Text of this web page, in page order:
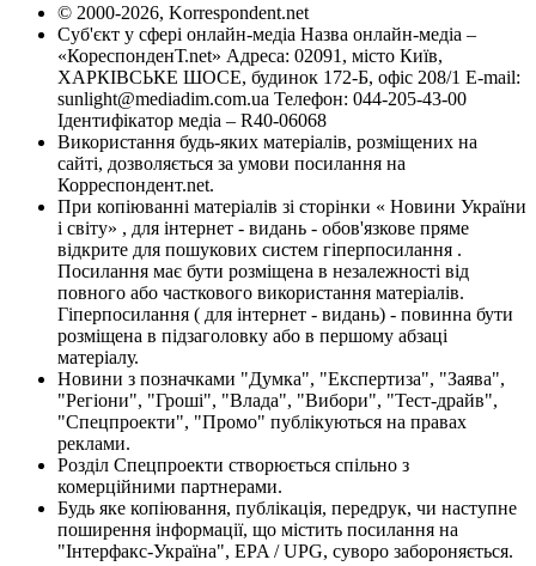
© 2000-2026, Korrespondent.net
Суб'єкт у сфері онлайн-медіа Назва онлайн-медіа –
«КореспонденТ.net» Адреса: 02091, місто Київ,
ХАРКІВСЬКЕ ШОСЕ, будинок 172-Б, офіс 208/1 E-mail:
sunlight@mediadim.com.ua Телефон: 044-205-43-00
Ідентифікатор медіа – R40-06068
Використання будь-яких матеріалів, розміщених на
сайті, дозволяється за умови посилання на
Корреспондент.net.
При копіюванні матеріалів зі сторінки « Новини України
і світу» , для інтернет - видань - обов'язкове пряме
відкрите для пошукових систем гіперпосилання .
Посилання має бути розміщена в незалежності від
повного або часткового використання матеріалів.
Гіперпосилання ( для інтернет - видань) - повинна бути
розміщена в підзаголовку або в першому абзаці
матеріалу.
Новини з позначками "Думка", "Експертиза", "Заява",
"Регіони", "Гроші", "Влада", "Вибори", "Тест-драйв",
"Спецпроекти", "Промо" публікуються на правах
реклами.
Розділ Спецпроекти створюється спільно з
комерційними партнерами.
Будь яке копіювання, публікація, передрук, чи наступне
поширення інформації, що містить посилання на
"Інтерфакс-Україна", EPA / UPG, суворо забороняється.